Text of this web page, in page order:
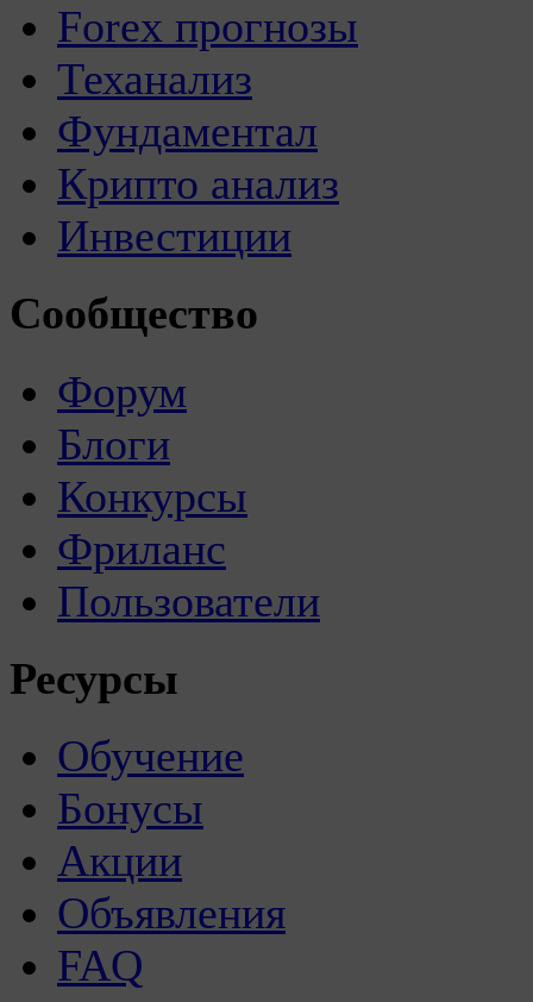
Forex прогнозы
Теханализ
Фундаментал
Крипто анализ
Инвестиции
Сообщество
Форум
Блоги
Конкурсы
Фриланс
Пользователи
Ресурсы
Обучение
Бонусы
Акции
Объявления
FAQ